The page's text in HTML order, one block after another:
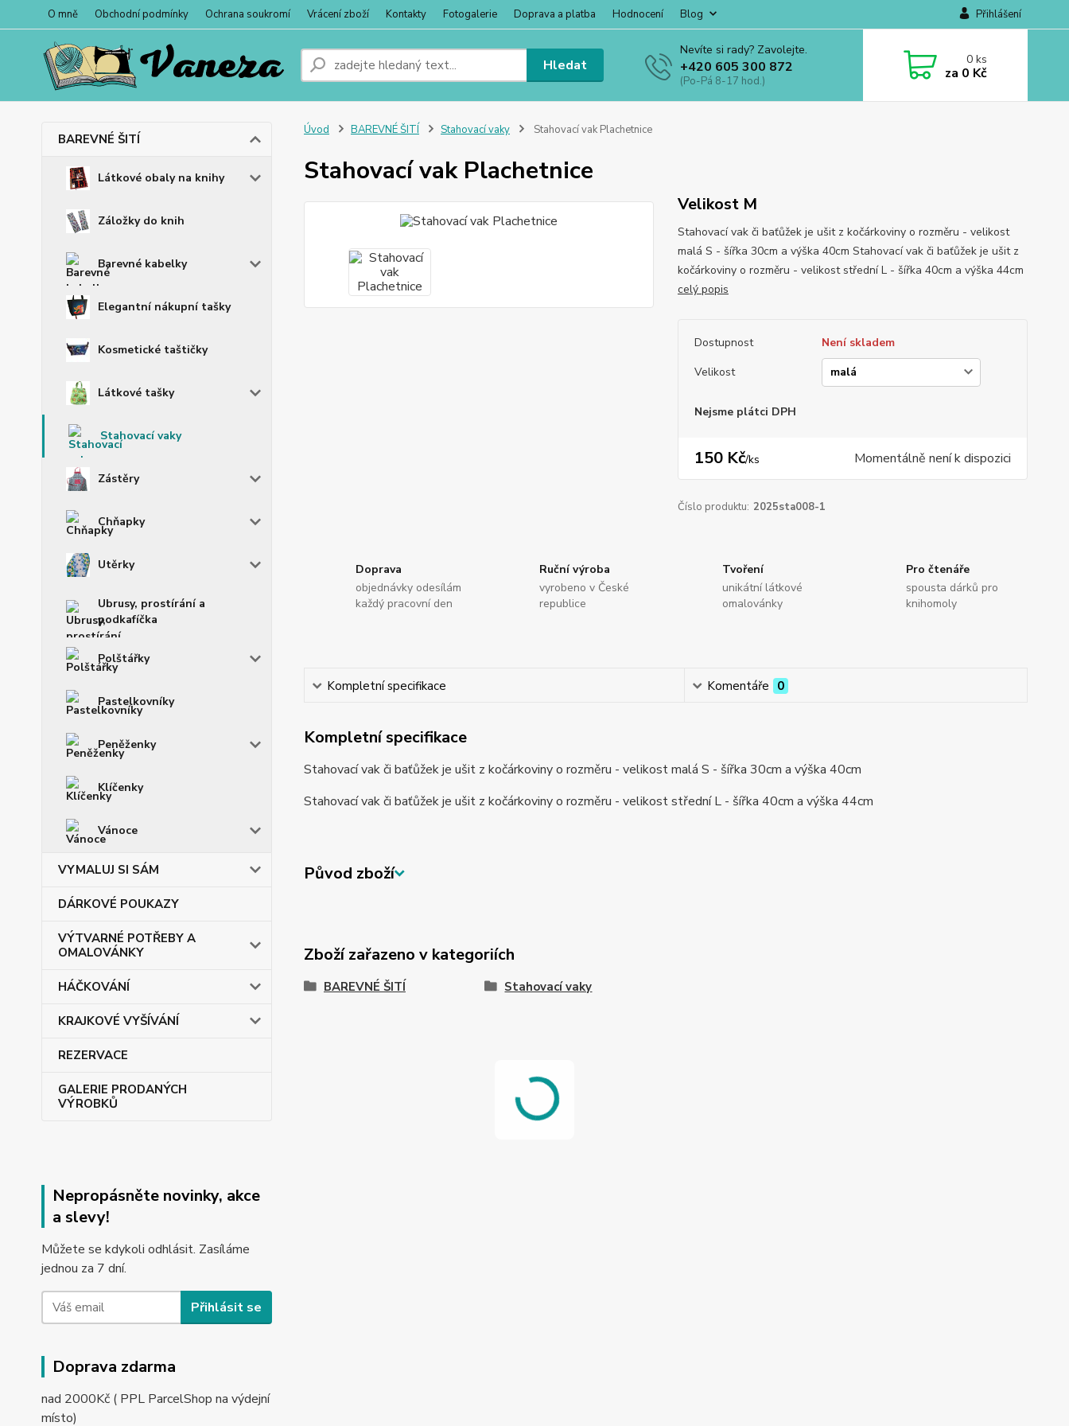
O mně Obchodní podmínky Ochrana soukromí Vrácení zboží Kontakty Fotogalerie Doprava a platba Hodnocení Blog Přihlášení
Hledat
Nevíte si rady? Zavolejte.
+420 605 300 872
(Po-Pá 8-17 hod.)
0ks
za 0 Kč
BAREVNÉ ŠITÍ
Látkové obaly na knihy
Záložky do knih
Barevné kabelky
Elegantní nákupní tašky
Kosmetické taštičky
Látkové tašky
Stahovací vaky
Zástěry
Chňapky
Utěrky
Ubrusy, prostírání a
podkafíčka
Polštářky
Pastelkovníky
Peněženky
Klíčenky
Vánoce
VYMALUJ SI SÁM
DÁRKOVÉ POUKAZY
VÝTVARNÉ POTŘEBY A
OMALOVÁNKY
HÁČKOVÁNÍ
KRAJKOVÉ VYŠÍVÁNÍ
REZERVACE
GALERIE PRODANÝCH
VÝROBKŮ
Nepropásněte novinky, akce
a slevy!
Můžete se kdykoli odhlásit. Zasíláme
jednou za 7 dní.
Přihlásit se
Doprava zdarma
nad 2000Kč ( PPL ParcelShop na výdejní
místo)
Úvod BAREVNÉ ŠITÍ Stahovací vaky Stahovací vak Plachetnice
Stahovací vak Plachetnice
Velikost M
Stahovací vak či baťůžek je ušit z kočárkoviny o rozměru - velikost
malá S - šířka 30cm a výška 40cm Stahovací vak či baťůžek je ušit z
kočárkoviny o rozměru - velikost střední L - šířka 40cm a výška 44cm
celý popis
Dostupnost
Není skladem
Velikost
Nejsme plátci DPH
150 Kč/ks Momentálně není k dispozici
Číslo produktu: 2025sta008-1
Doprava
objednávky odesílám
každý pracovní den
Ruční výroba
vyrobeno v České
republice
Tvoření
unikátní látkové
omalovánky
Pro čtenáře
spousta dárků pro
knihomoly
Kompletní specifikace Komentáře 0
Kompletní specifikace
Stahovací vak či baťůžek je ušit z kočárkoviny o rozměru - velikost malá S - šířka 30cm a výška 40cm
Stahovací vak či baťůžek je ušit z kočárkoviny o rozměru - velikost střední L - šířka 40cm a výška 44cm
Původ zboží
Zboží zařazeno v kategoriích
BAREVNÉ ŠITÍ Stahovací vaky